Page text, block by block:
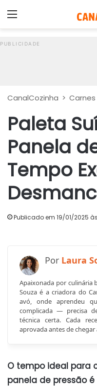
Menu
CanalCozinha > Carnes
Paleta
Panela
Tempo
Publicado em 19/01/2025
Laura
Apaixonada por culinária
Souza é a criadora do
avó, onde aprendeu
complicada — precisa
técnica certa. Cada
aprovada antes de chegar
O tempo ideal para
panela de pressão